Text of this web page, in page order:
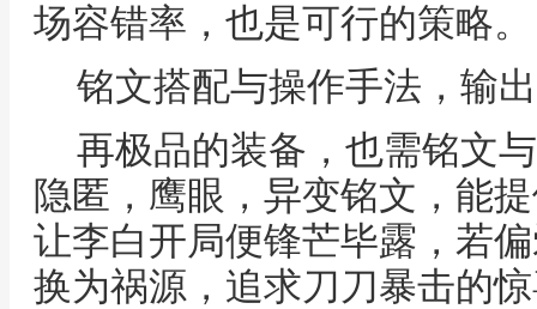
场容错率，也是可行的策略。
铭文搭配与操作手法，输
再极品的装备，也需铭文
隐匿，鹰眼，异变铭文，能
让李白开局便锋芒毕露，若
换为祸源，追求刀刀暴击的